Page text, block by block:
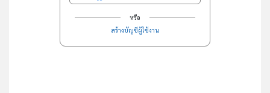
หรือ
สร้างบัญชีผู้ใช้งาน